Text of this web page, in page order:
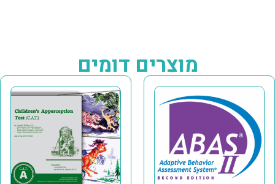
מוצרים דומים